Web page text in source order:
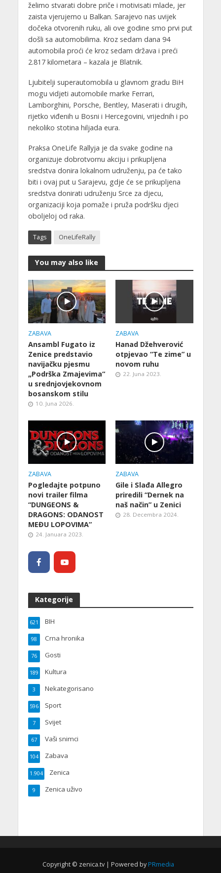
želimo stvarati dobre priče i motivisati mlade, jer
zaista vjerujemo u Balkan. Sarajevo nas uvijek
dočeka otvorenih ruku, ali ove godine smo prvi put
došli sa automobilima. Kroz sedam dana 94
automobila proći će kroz sedam država i preći
2.817 kilometara – kazala je Blatnik.
Ljubitelji superautomobila u glavnom gradu BiH
mogu vidjeti automobile marke Ferrari,
Lamborghini, Porsche, Bentley, Maserati i drugih,
rijetko viđenih u Bosni i Hercegovini, vrijednih i po
nekoliko stotina hiljada eura.
Praksa OneLife Rallyja je da svake godine na
organizuje dobrotvornu akciju i prikupljena
sredstva donira lokalnom udruženju, pa će tako
biti i ovaj put u Sarajevu, gdje će se prikupljena
sredstva donirati udruženju Srce za djecu,
organizaciji koja pomaže i pruža podršku djeci
oboljeloj od raka.
Tags OneLifeRally
You may also like
ZABAVA
Ansambl Fugato iz
Zenice predstavio
navijačku pjesmu
„Podrška Zmajevima“
u srednjovjekovnom
bosanskom stilu
10. Juna 2026.
ZABAVA
Hanad Džehverović
otpjevao “Te zime” u
novom ruhu
22. Juna 2023.
ZABAVA
Pogledajte potpuno
novi trailer filma
“DUNGEONS &
DRAGONS: ODANOST
MEĐU LOPOVIMA”
24. Januara 2023.
ZABAVA
Gile i Slađa Allegro
priredili “Dernek na
naš način” u Zenici
28. Decembra 2024.
Kategorije
BIH
621
Crna hronika
98
Gosti
76
Kultura
189
Nekategorisano
3
Sport
596
Svijet
7
Vaši snimci
67
Zabava
104
Zenica
1.904
Zenica uživo
9
Copyright © zenica.tv | Powered by PRmedia